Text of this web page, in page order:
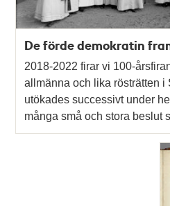
De förde demokratin
2018-2022 firar vi 100-
allmänna och lika rösträtten i
utökades successivt under
många små och stora beslut